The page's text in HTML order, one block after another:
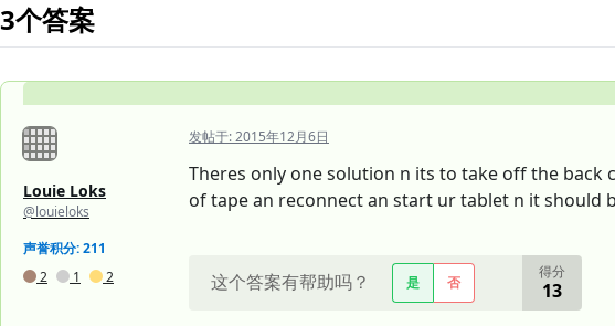
3个答案
Louie Loks
@louieloks
声誉积分: 211
2
1 2
发帖于:2015年12月6日
Theres only one solution n its to take off the
of tape an reconnect an start ur tablet n it should
这个答案有帮助吗？ 是 否
得分
13